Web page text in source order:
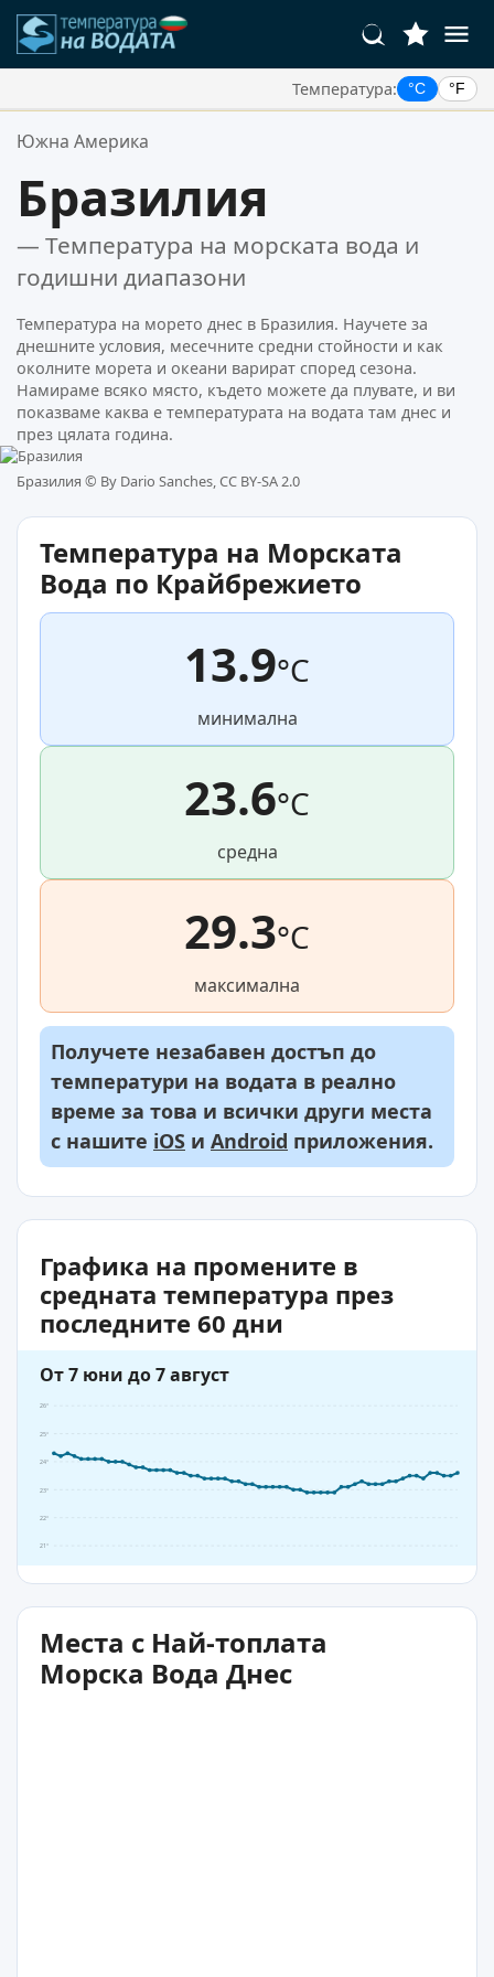
Температура: °C °F
Вашите Любими Местоположения:
Южна Америка
Бразилия
— Температура на морската вода и
годишни диапазони
Температура на морето днес в Бразилия. Научете за
днешните условия, месечните средни стойности и как
околните морета и океани варират според сезона.
Намираме всяко място, където можете да плувате, и ви
показваме каква е температурата на водата там днес и
през цялата година.
Бразилия © By Dario Sanches, CC BY-SA 2.0
Температура на Морската
Вода по Крайбрежието
13.9°C
минимална
23.6°C
средна
29.3°C
максимална
Получете незабавен достъп до
температури на водата в реално
време за това и всички други места
с нашите iOS и Android приложения.
Графика на промените в
средната температура през
последните 60 дни
От 7 юни до 7 август
21°
22°
23°
24°
25°
26°
Места с Най-топлата
Морска Вода Днес